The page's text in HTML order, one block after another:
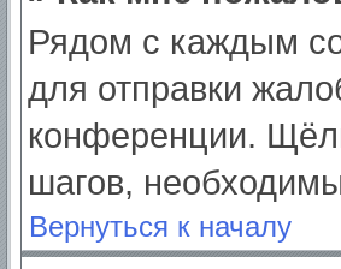
Рядом с каждым
для отправки
конференции.
шагов,
Вернуться к началу